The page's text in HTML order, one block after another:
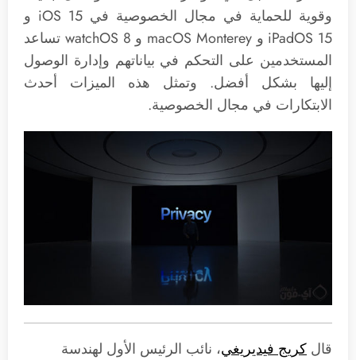
وقوية للحماية في مجال الخصوصية في iOS 15 و
iPadOS 15 و macOS Monterey و watchOS 8 تساعد
المستخدمين على التحكم في بياناتهم وإدارة الوصول
إليها بشكل أفضل. وتمثل هذه الميزات أحدث
الابتكارات في مجال الخصوصية.
قال كريج فيديريغي، نائب الرئيس الأول لهندسة